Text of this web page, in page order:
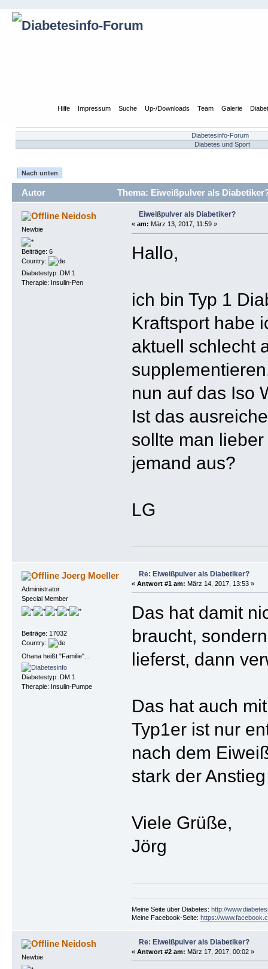
Hilfe Impressum Suche Up-/Downloads Team Galerie
Diabetesinfo-Forum
Diabetes und Sport
Nach unten
Autor Thema: Eiweißpulver als
Neidosh
Newbie
Beiträge: 6
Country:
Diabetestyp: DM 1
Therapie: Insulin-Pen
Eiweißpulver als Diabetiker?
« am: März 13, 2017, 11:59 »
Hallo,
ich bin Typ 1
Kraftsport habe
aktuell schlecht
nun auf das Iso
Ist das
sollte man
jemand aus?
LG
Joerg Moeller
Administrator
Special Member
Beiträge: 17032
Country:
Ohana heißt "Familie"...
Diabetestyp: DM 1
Therapie: Insulin-Pumpe
Re: Eiweißpulver als Diabetiker?
« Antwort #1 am: März 14, 2017, 13:53 »
Das hat damit
braucht,
lieferst, dann
Das hat auch
Typ1er ist nur
nach dem
stark der
Viele Grüße,
Jörg
Meine Seite über Diabetes: http://
Meine Facebook-Seite: https://
Neidosh
Newbie
Re: Eiweißpulver als Diabetiker?
« Antwort #2 am: März 17, 2017, 00:02 »